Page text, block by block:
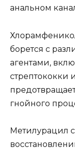
анальном
борется с
агентами,
стрептококки
гнойного
Метилурацил